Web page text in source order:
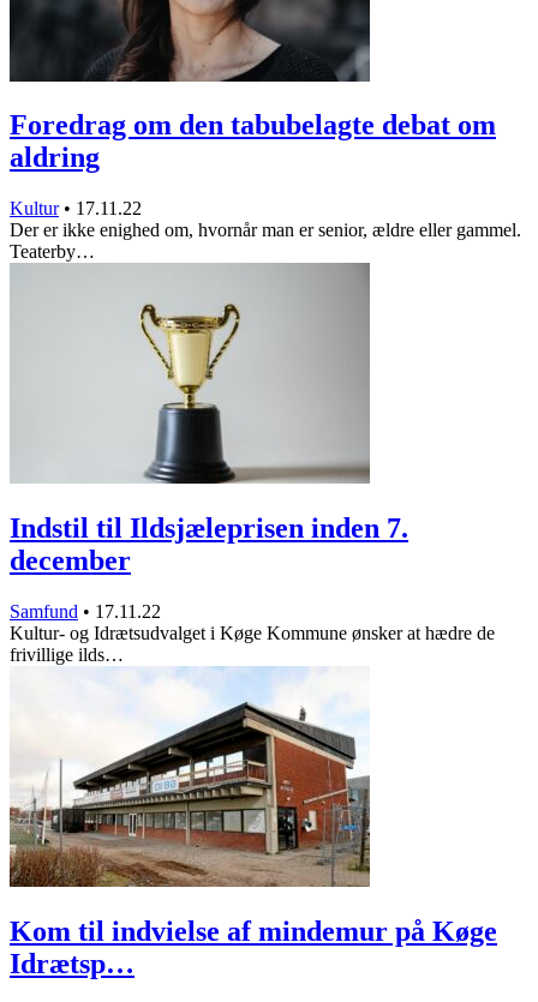
Foredrag om den tabubelagte debat om
aldring
Kultur • 17.11.22
Der er ikke enighed om, hvornår man er senior, ældre eller gammel.
Teaterby…
Indstil til Ildsjæleprisen inden 7.
december
Samfund • 17.11.22
Kultur- og Idrætsudvalget i Køge Kommune ønsker at hædre de
frivillige ilds…
Kom til indvielse af mindemur på Køge
Idrætsp…